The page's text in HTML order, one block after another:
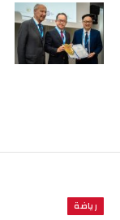
رياضة